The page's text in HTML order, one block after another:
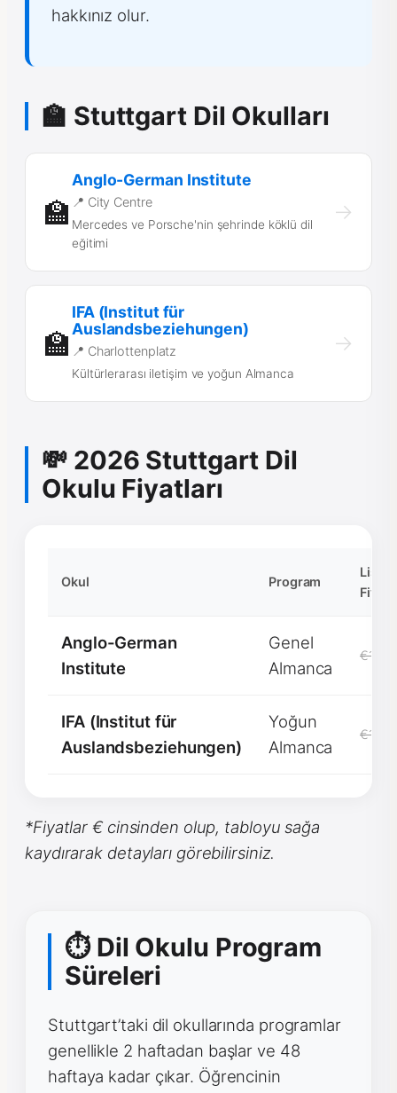
hakkınız olur.
🏫 Stuttgart Dil Okulları
🏫
Anglo-German Institute
📍 City Centre
Mercedes ve Porsche'nin şehrinde köklü dil
eğitimi
→
🏫
IFA (Institut für
Auslandsbeziehungen)
📍 Charlottenplatz
Kültürlerarası iletişim ve yoğun Almanca
→
💸 2026 Stuttgart Dil
Okulu Fiyatları
Okul Program
Liste
Fiyatı
Anglo-German
Institute
Genel
Almanca
€1600
IFA (Institut für
Auslandsbeziehungen)
Yoğun
Almanca
€1750
*Fiyatlar € cinsinden olup, tabloyu sağa
kaydırarak detayları görebilirsiniz.
⏱ Dil Okulu Program
Süreleri
Stuttgart’taki dil okullarında programlar
genellikle 2 haftadan başlar ve 48
haftaya kadar çıkar. Öğrencinin